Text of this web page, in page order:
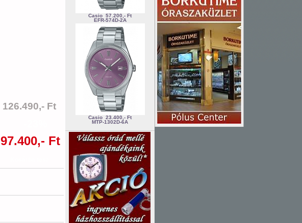
126.490,- Ft
97.400,- Ft
Casio 57.200,- Ft
EFR-574D-2A
Casio 23.400,- Ft
MTP-1302D-6A